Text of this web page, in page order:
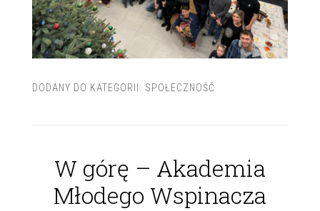
DODANY DO KATEGORII: SPOŁECZNOŚĆ
W górę – Akademia
Młodego Wspinacza